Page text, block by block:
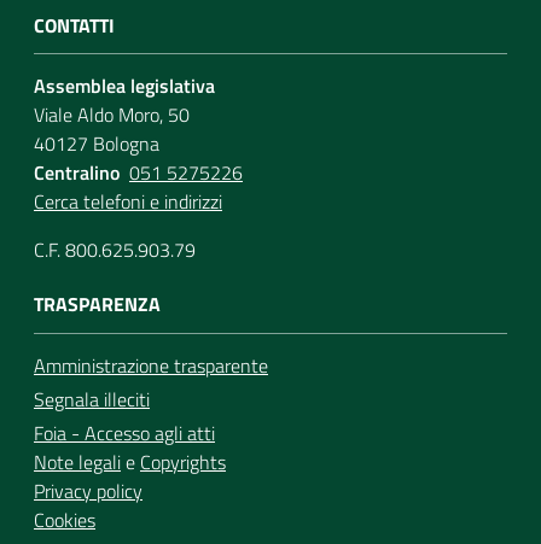
CONTATTI
Assemblea legislativa
Viale Aldo Moro, 50
40127 Bologna
Centralino 051 5275226
Cerca telefoni e indirizzi
C.F. 800.625.903.79
TRASPARENZA
Amministrazione trasparente
Segnala illeciti
Foia - Accesso agli atti
Note legalie Copyrights
Privacy policy
Cookies